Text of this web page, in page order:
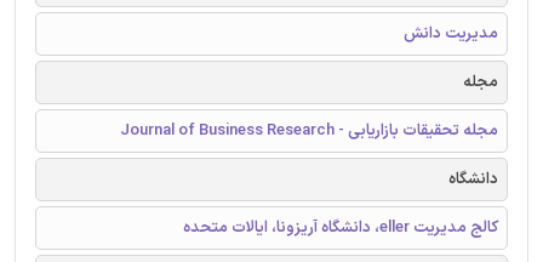
مدیریت دانش
مجله
مجله تحقیقات بازاریابی - Journal of Business Research
دانشگاه
کالج مدیریت eller، دانشگاه آریزونا، ایالات متحده